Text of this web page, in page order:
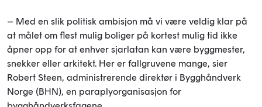
– Med en slik politisk ambisjon må vi være veldig klar på
at målet om flest mulig boliger på kortest mulig tid ikke
åpner opp for at enhver sjarlatan kan være byggmester,
snekker eller arkitekt. Her er fallgruvene mange, sier
Robert Steen, administrerende direktør i Bygghåndverk
Norge (BHN), en paraplyorganisasjon for